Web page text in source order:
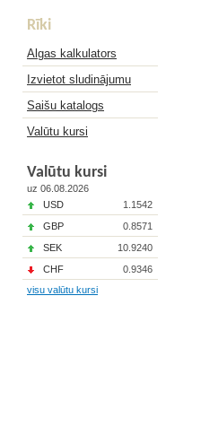
Rīki
Algas kalkulators
Izvietot sludinājumu
Saišu katalogs
Valūtu kursi
Valūtu kursi
uz 06.08.2026
USD
1.1542
GBP
0.8571
SEK
10.9240
CHF
0.9346
visu valūtu kursi